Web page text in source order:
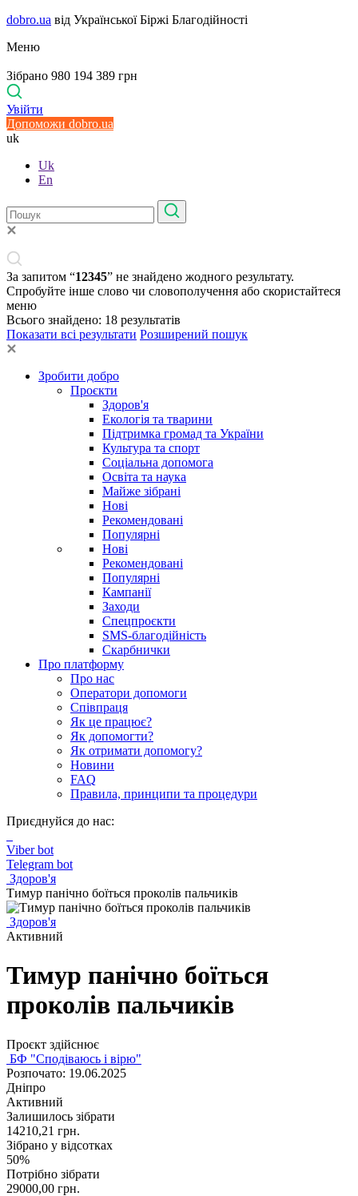
dobro.ua від Української Біржі Благодійності
Меню
Зібрано 980 194 389 грн
Увійти
Допоможи dobro.ua
uk
Uk
En
За запитом “12345” не знайдено жодного результату.
Спробуйте інше слово чи словополучення або скористайтеся
меню
Всього знайдено: 18 результатів
Показати всі результати Розширений пошук
Зробити добро
Проєкти
Здоров'я
Екологія та тварини
Підтримка громад та України
Культура та спорт
Соціальна допомога
Освіта та наука
Майже зібрані
Нові
Рекомендовані
Популярні
Нові
Рекомендовані
Популярні
Кампанії
Заходи
Спецпроєкти
SMS-благодійність
Скарбнички
Про платформу
Про нас
Оператори допомоги
Співпраця
Як це працює?
Як допомогти?
Як отримати допомогу?
Новини
FAQ
Правила, принципи та процедури
Приєднуйся до нас:
Viber bot
Telegram bot
Здоров'я
Тимур панічно боїться проколів пальчиків
Здоров'я
Активний
Тимур панічно боїться
проколів пальчиків
Проєкт здійснює
БФ "Сподіваюсь і вірю"
Розпочато: 19.06.2025
Дніпро
Активний
Залишилось зібрати
14210,21 грн.
Зібрано у відсотках
50%
Потрібно зібрати
29000,00 грн.